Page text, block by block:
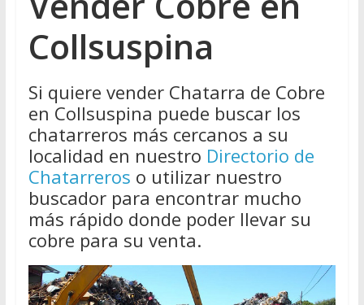
Collsuspina
Si quiere vender Chatarra de Cobre
en Collsuspina puede buscar los
chatarreros más cercanos a su
localidad en nuestro Directorio de
Chatarreros o utilizar nuestro
buscador para encontrar mucho
más rápido donde poder llevar su
cobre para su venta.